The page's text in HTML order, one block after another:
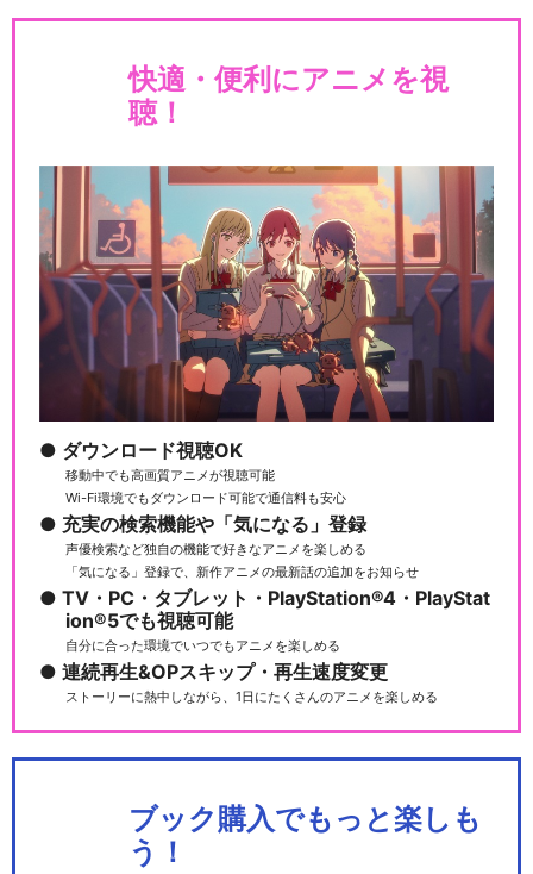
快適・便利にアニメを視
聴！
ダウンロード視聴OK
移動中でも高画質アニメが視聴可能
Wi-Fi環境でもダウンロード可能で通信料も安心
充実の検索機能や「気になる」登録
声優検索など独自の機能で好きなアニメを楽しめる
「気になる」登録で、新作アニメの最新話の追加をお知らせ
TV・PC・タブレット・PlayStation®4・PlayStat
ion®5でも視聴可能
自分に合った環境でいつでもアニメを楽しめる
連続再生&OPスキップ・再生速度変更
ストーリーに熱中しながら、1日にたくさんのアニメを楽しめる
ブック購入でもっと楽しも
う！